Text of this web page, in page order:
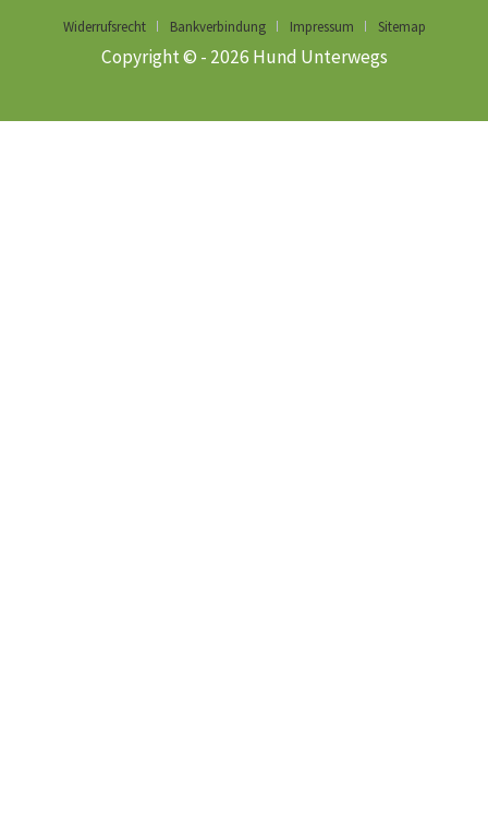
Widerrufsrecht
Bankverbindung Impressum Sitemap
Copyright © - 2026 Hund Unterwegs